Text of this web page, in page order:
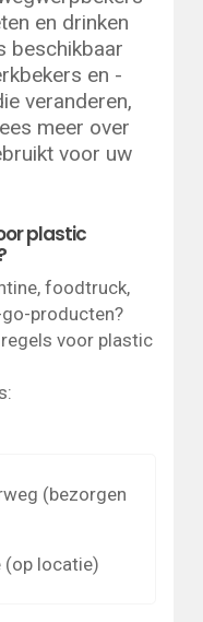
en drinken
beschikbaar
en -
veranderen,
meer over
voor uw
plastic
foodtruck,
producten?
voor plastic
(bezorgen
(op locatie)